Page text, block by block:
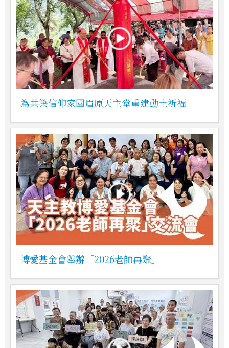
為共築信仰家園眉原天主堂重建動土祈福
博愛基金會舉辦「2026老師再聚」